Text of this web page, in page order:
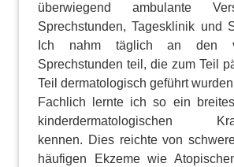
überwiegend ambulante
Sprechstunden, Tagesklinik und
Ich nahm täglich an den
Sprechstunden teil, die zum Teil
Teil dermatologisch geführt
Fachlich lernte ich so ein
kinderdermatologischen
kennen. Dies reichte von
häufigen Ekzeme wie